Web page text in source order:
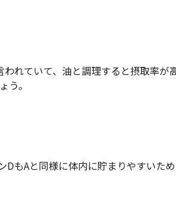
れていて、油と調理すると摂取率が
う。
もAと同様に体内に貯まりやすいた